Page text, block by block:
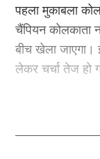
पहला मुकाबला
चैंपियन कोलकाता
बीच खेला जाएगा।
लेकर चर्चा तेज हो
साथ दोनों टीमें
पहले मुकाबले में